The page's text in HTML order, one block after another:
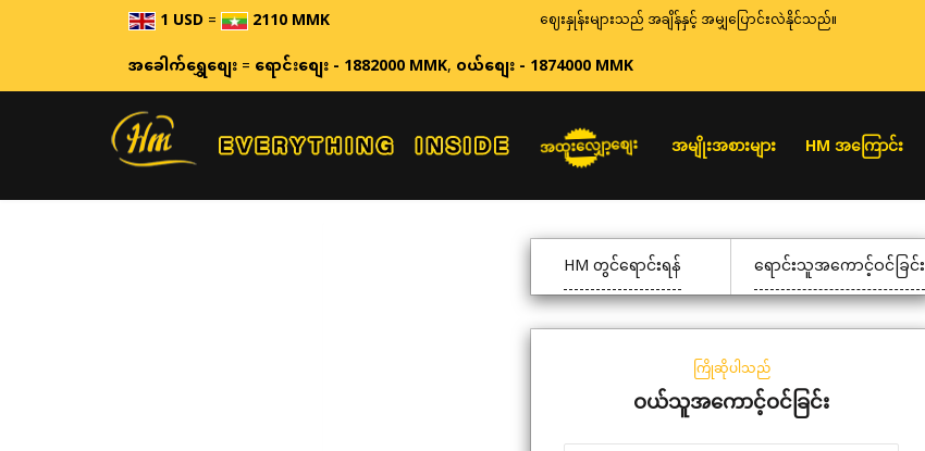
1 USD= 2110 MMK ဈေးနှုန်းများသည် အချိန်နှင့် အမျှပြောင်းလဲနိုင်သည်။
အခေါက်ရွှေစျေး=ရောင်းစျေး - 1882000 MMK,ဝယ်စျေး - 1874000 MMK
အထူးလျှော့စျေး အမျိုးအစားများ HM အကြောင်း
HM တွင်ရောင်းရန် ရောင်းသူအကောင့်ဝင်ခြင်း
ကြိုဆိုပါသည်
ဝယ်သူအကောင့်ဝင်ခြင်း